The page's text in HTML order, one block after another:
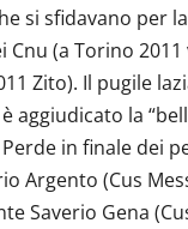
si sfidavano per
Cnu (a Torino
Zito). Il pugile
aggiudicato la
in finale dei
Argento (Cus
Saverio Gena